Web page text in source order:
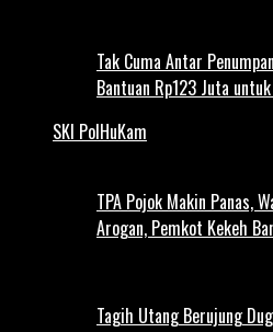
Tak Cuma Antar
Bantuan Rp123 Juta
SKI PolHuKam
TPA Pojok Makin Panas,
Arogan, Pemkot Kekeh
Tagih Utang Berujung